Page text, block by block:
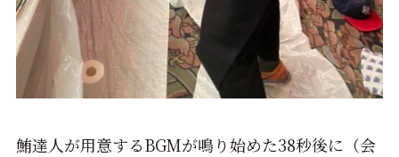
鮪達人が用意するBGMが鳴り始めた38秒後に（会